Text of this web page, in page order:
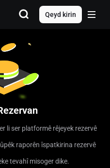
Qeyd kirin
li ser platformê rêjeyek rezervê
raporên îspatkirina rezervê
tevahî misoger dike.